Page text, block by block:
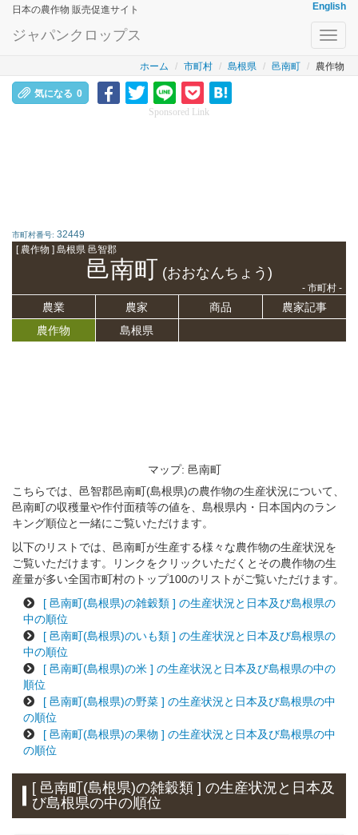
日本の農作物 販売促進サイト English
ジャパンクロップス
ホーム 市町村 島根県 邑南町 農作物
気になる 0
Sponsored Link
市町村番号: 32449
[ 農作物 ] 島根県 邑智郡
邑南町 (おおなんちょう)
- 市町村 -
農業 農家 商品
農家記事
農作物
島根県
マップ: 邑南町
こちらでは、邑智郡邑南町(島根県)の農作物の生産状況について、
邑南町の収穫量や作付面積等の値を、島根県内・日本国内のラン
キング順位と一緒にご覧いただけます。
以下のリストでは、邑南町が生産する様々な農作物の生産状況を
ご覧いただけます。リンクをクリックいただくとその農作物の生
産量が多い全国市町村のトップ100のリストがご覧いただけます。
[ 邑南町(島根県)の雑穀類 ] の生産状況と日本及び島根県の
中の順位
[ 邑南町(島根県)のいも類 ] の生産状況と日本及び島根県の
中の順位
[ 邑南町(島根県)の米 ] の生産状況と日本及び島根県の中の
順位
[ 邑南町(島根県)の野菜 ] の生産状況と日本及び島根県の中
の順位
[ 邑南町(島根県)の果物 ] の生産状況と日本及び島根県の中
の順位
[ 邑南町(島根県)の雑穀類 ] の生産状況と日本及
び島根県の中の順位